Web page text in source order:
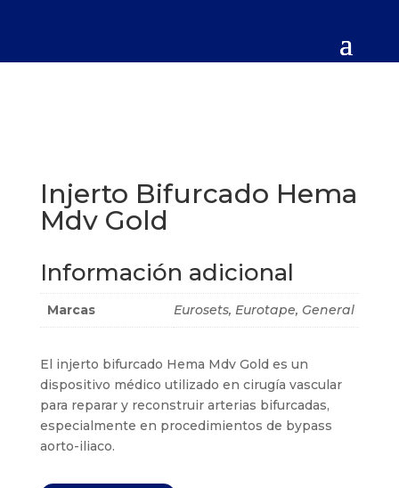
Injerto Bifurcado Hema
Mdv Gold
Información adicional
Marcas Eurosets, Eurotape, General
El injerto bifurcado Hema Mdv Gold es un
dispositivo médico utilizado en cirugía vascular
para reparar y reconstruir arterias bifurcadas,
especialmente en procedimientos de bypass
aorto-iliaco.